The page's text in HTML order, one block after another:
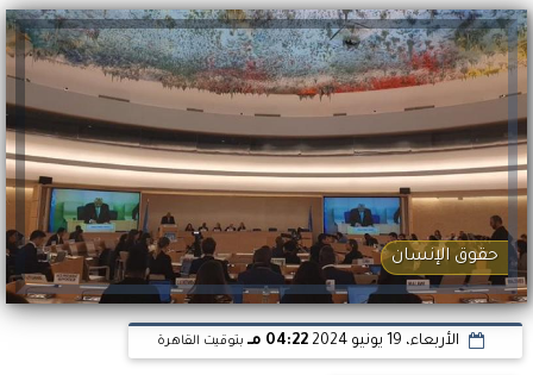
حقوق الإنسان
الأربعاء، 19 يونيو 2024 04:22 مـ بتوقيت القاهرة